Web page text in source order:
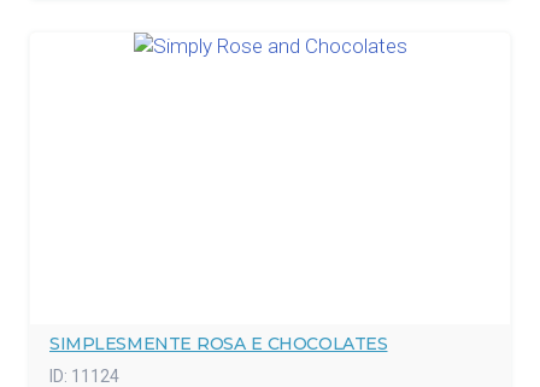
SIMPLESMENTE ROSA E CHOCOLATES
ID: 11124